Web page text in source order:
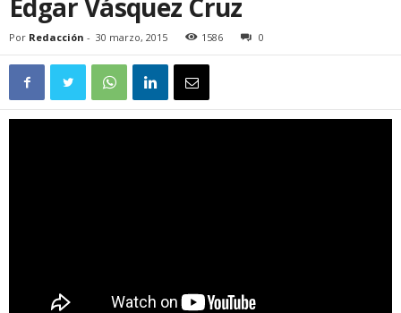
Edgar Vásquez Cruz
Por Redacción - 30 marzo, 2015 1586 0